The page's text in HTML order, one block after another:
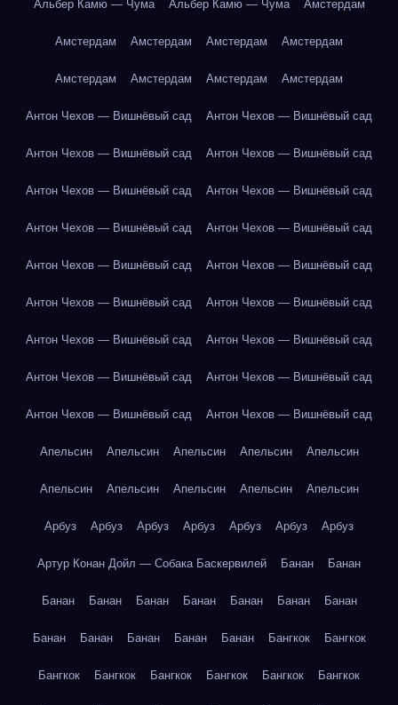
Альбер Камю — Чума Альбер Камю — Чума Амстердам
Амстердам Амстердам Амстердам Амстердам
Амстердам Амстердам Амстердам Амстердам
Антон Чехов — Вишнёвый сад Антон Чехов — Вишнёвый сад
Антон Чехов — Вишнёвый сад Антон Чехов — Вишнёвый сад
Антон Чехов — Вишнёвый сад Антон Чехов — Вишнёвый сад
Антон Чехов — Вишнёвый сад Антон Чехов — Вишнёвый сад
Антон Чехов — Вишнёвый сад Антон Чехов — Вишнёвый сад
Антон Чехов — Вишнёвый сад Антон Чехов — Вишнёвый сад
Антон Чехов — Вишнёвый сад Антон Чехов — Вишнёвый сад
Антон Чехов — Вишнёвый сад Антон Чехов — Вишнёвый сад
Антон Чехов — Вишнёвый сад Антон Чехов — Вишнёвый сад
Апельсин Апельсин Апельсин Апельсин Апельсин
Апельсин Апельсин Апельсин Апельсин Апельсин
Арбуз Арбуз Арбуз Арбуз Арбуз Арбуз Арбуз
Артур Конан Дойл — Собака Баскервилей Банан Банан
Банан Банан Банан Банан Банан Банан Банан
Банан Банан Банан Банан Банан Бангкок Бангкок
Бангкок Бангкок Бангкок Бангкок Бангкок Бангкок